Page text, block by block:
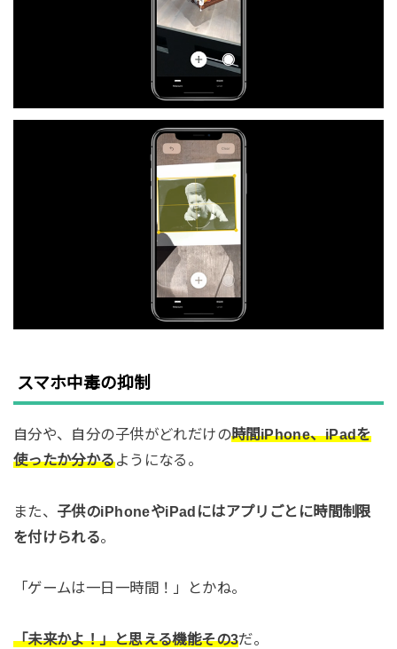
スマホ中毒の抑制
自分や、自分の子供がどれだけの時間iPhone、iPadを
使ったか分かるようになる。
また、 子供のiPhoneやiPadにはアプリごとに時間制限
を付けられる。
「ゲームは一日一時間！」とかね。
「未来かよ！」と思える機能その3だ。